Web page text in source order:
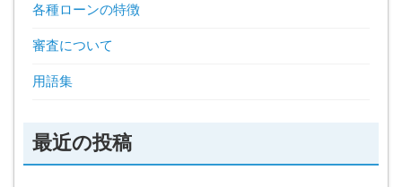
各種ローンの特徴
審査について
用語集
最近の投稿